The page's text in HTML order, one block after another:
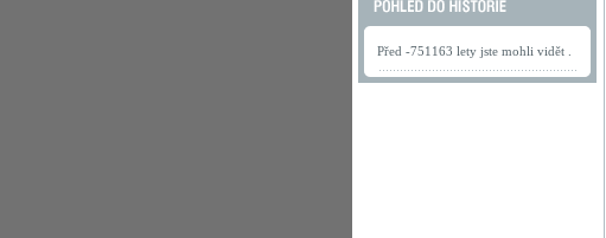
Před -751163 lety jste mohli vidět .